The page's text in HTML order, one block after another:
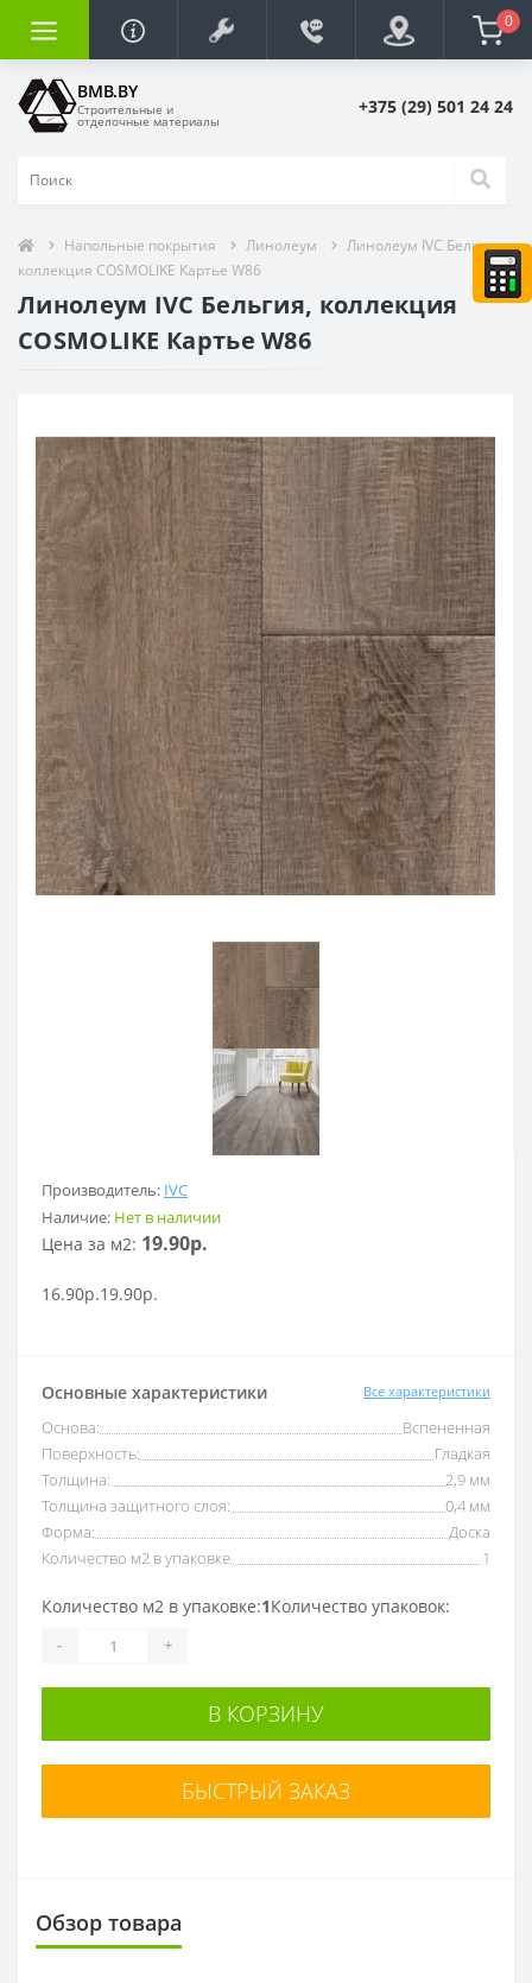
0
BMB.BY
Строительные и
отделочные материалы
+375 (29) 501 24 24
Напольные покрытия Линолеум
Линолеум IVC Бельгия,
коллекция COSMOLIKE Картье W86
Линолеум IVC Бельгия, коллекция
COSMOLIKE Картье W86
Производитель: IVC
Наличие: Нет в наличии
Цена за м2: 19.90р.
16.90р.19.90р.
Основные характеристики Все характеристики
Основа:
Вспененная
Поверхность:
Гладкая
Толщина:
2,9 мм
Толщина защитного слоя:
0,4 мм
Форма:
Доска
Количество м2 в упаковке
1
Количество м2 в упаковке:1Количество упаковок:
- +
В КОРЗИНУ
БЫСТРЫЙ ЗАКАЗ
Обзор товара